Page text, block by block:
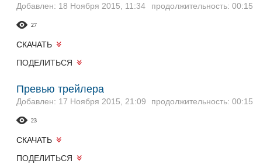
Добавлен: 18 Ноября 2015, 11:34 продолжительность: 00:15
27
СКАЧАТЬ
ПОДЕЛИТЬСЯ
Превью трейлера
Добавлен: 17 Ноября 2015, 21:09 продолжительность: 00:15
23
СКАЧАТЬ
ПОДЕЛИТЬСЯ